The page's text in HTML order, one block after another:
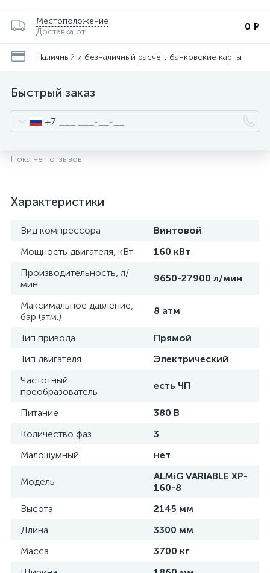
Местоположение
Доставка от
0 ₽
Наличный и безналичный расчет, банковские карты
Быстрый заказ
+7
Пока нет отзывов
Характеристики
Вид компрессора
Винтовой
Мощность двигателя, кВт
160 кВт
Производительность, л/
мин
9650-27900 л/мин
Максимальное давление,
бар (атм.)
8 атм
Тип привода
Прямой
Тип двигателя
Электрический
Частотный
преобразователь
есть ЧП
Питание
380 В
Количество фаз
3
Малошумный
нет
Модель
ALMiG VARIABLE XP-
160-8
Высота
2145 мм
Длина
3300 мм
Масса
3700 кг